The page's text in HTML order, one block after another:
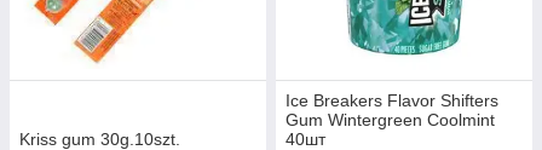
Kriss gum 30g.10szt.
Ice Breakers Flavor Shifters
Gum Wintergreen Coolmint
40шт